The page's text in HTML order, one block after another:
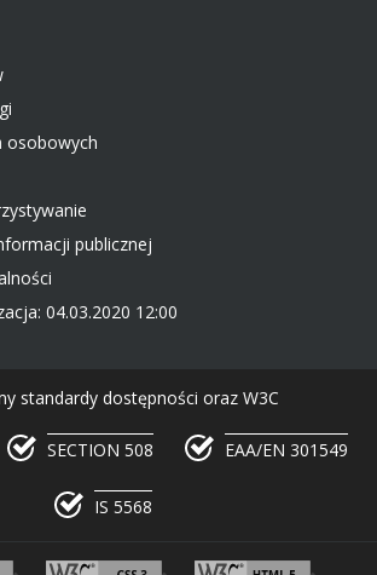
osobowych
publicznej
04.03.2020 12:00
standardy dostępności oraz W3C
SECTION 508 EAA/EN 301549
IS 5568